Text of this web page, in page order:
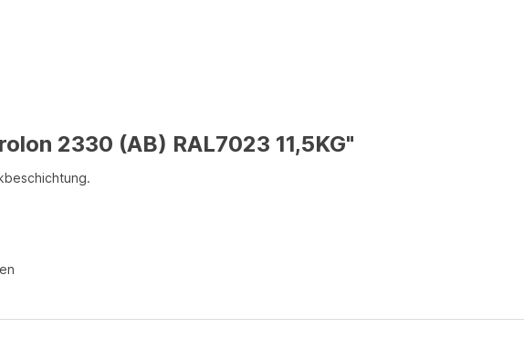
2330 (AB) RAL7023 11,5KG"